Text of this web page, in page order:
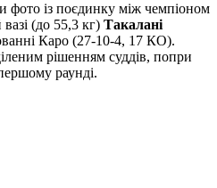
фото із поєдинку між чемпіоном
(до 55,3 кг) Такалані
Каро (27-10-4, 17 КО).
рішенням суддів, попри
раунді.